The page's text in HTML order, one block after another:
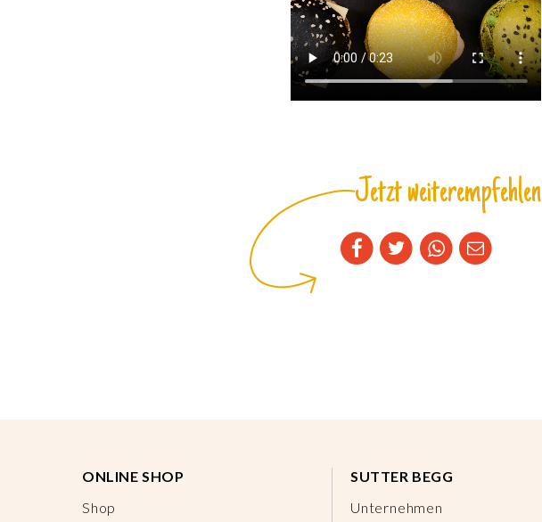
Jetzt weiterempfehlen
ONLINE SHOP
Shop
SUTTER BEGG
Unternehmen